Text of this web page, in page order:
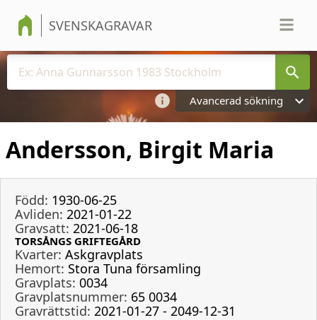
SVENSKAGRAVAR
Avancerad sökning
Andersson, Birgit Maria
Född: 1930-06-25
Avliden: 2021-01-22
Gravsatt: 2021-06-18
TORSÅNGS GRIFTEGÅRD
Kvarter: Askgravplats
Hemort: Stora Tuna församling
Gravplats: 0034
Gravplatsnummer: 65 0034
Gravrättstid: 2021-01-27 - 2049-12-31